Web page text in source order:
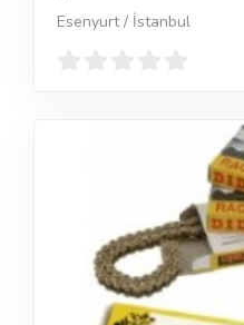
Esenyurt / İstanbul